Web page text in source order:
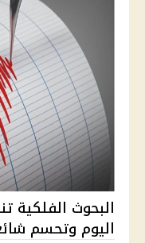
البحوث الفلكية
اليوم وتحسم